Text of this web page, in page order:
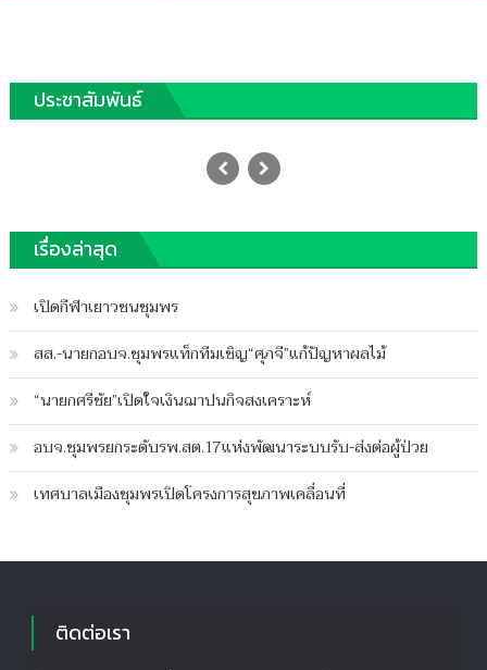
ประชาสัมพันธ์
พ่อเฒ่าวัย92ปีหายไป1คืน1วันพบตกสระ
หลังบ้านดับ
on
Author
ปิดความเห็นบน
วัย92ปี
หาย
ไป1คืน1วัน
ตก
สระ
หลัง
เรื่องล่าสุด
เปิดกีฬาเยาวชนชุมพร
สส.-นายกอบจ.ชุมพรแท็กทีมเชิญ“ศุภจี”แก้ปัญหาผลไม้
“นายกศรีชัย”เปิดใจเงินฌาปนกิจสงเคราะห์
อบจ.ชุมพรยกระดับรพ.สต.17แห่งพัฒนาระบบรับ-ส่งต่อผู้ป่วย
เทศบาลเมืองชุมพรเปิดโครงการสุขภาพเคลื่อนที่
ติดต่อเรา